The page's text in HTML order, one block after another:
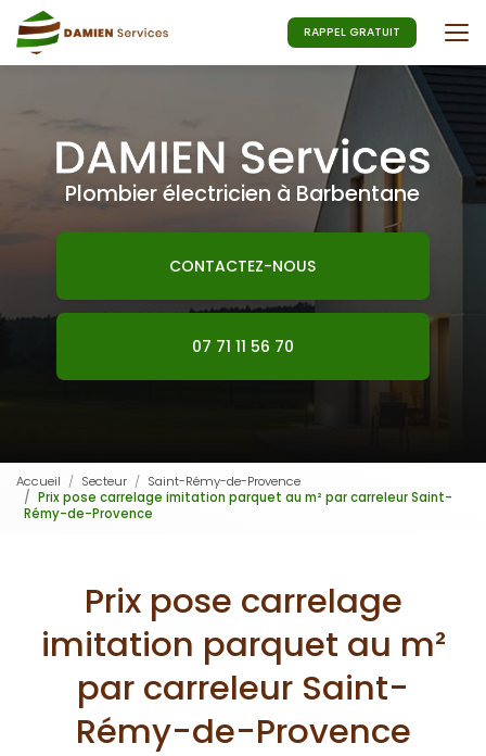
au
contenu
principal
RAPPEL GRATUIT
Plombier électricien à Barbentane
CONTACTEZ-NOUS
07 71 11 56 70
Accueil Secteur
Saint-Rémy-de-Provence
Prix pose carrelage imitation parquet au m² par carreleur Saint-
Rémy-de-Provence
Prix pose carrelage
imitation parquet au m²
par carreleur Saint-
Rémy-de-Provence